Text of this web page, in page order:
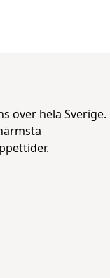
över hela Sverige.